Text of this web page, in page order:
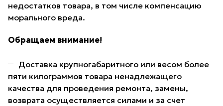
недостатков товара, в том числе компенсацию
морального вреда.
Обращаем внимание!
Доставка крупногабаритного или весом более
пяти килограммов товара ненадлежащего
качества для проведения ремонта, замены,
возврата осуществляется силами и за счет